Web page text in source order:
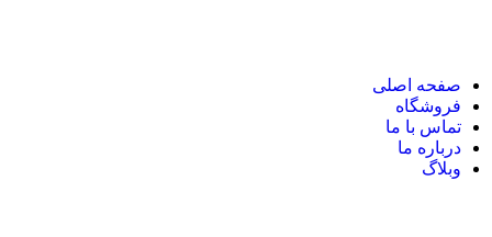
صفحه اصلی
فروشگاه
تماس با ما
درباره ما
وبلاگ